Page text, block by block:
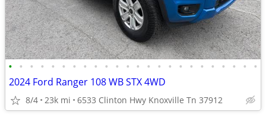
• • • • • • • • • • • • • • • • • • • • • • • •
2024 Ford Ranger 108 WB STX 4WD
8/4 23k mi 6533 Clinton Hwy Knoxville Tn 37912